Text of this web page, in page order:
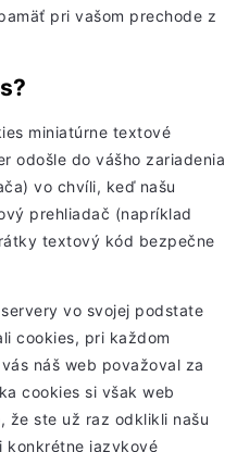
pri vašom prechode z
miniatúrne textové
odošle do vášho zariadenia
vo chvíli, keď našu
prehliadač (napríklad
textový kód bezpečne
vo svojej podstate
cookies, pri každom
náš web považoval za
cookies si však web
že ste už raz odklikli našu
konkrétne jazykové